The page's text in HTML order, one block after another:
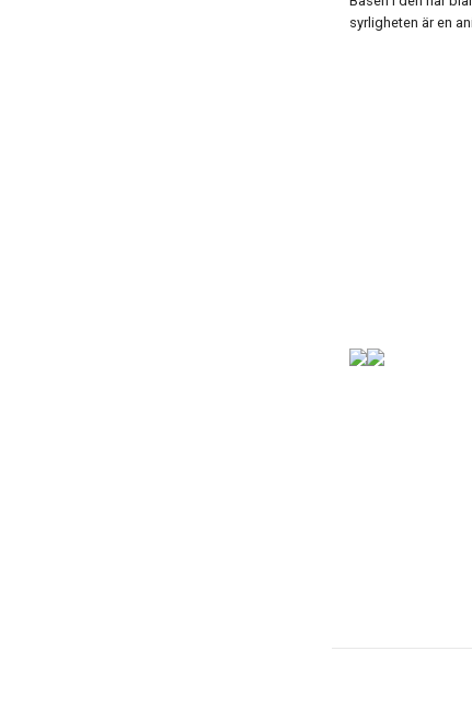
syrligheten är en